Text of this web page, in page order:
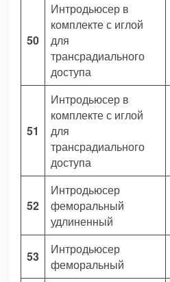
50
Интродьюсер в
комплекте с иглой
для
трансрадиального
доступа
51
Интродьюсер в
комплекте с иглой
для
трансрадиального
доступа
52
Интродьюсер
феморальный
удлиненный
53
Интродьюсер
феморальный